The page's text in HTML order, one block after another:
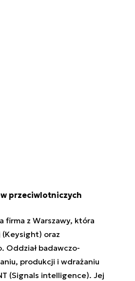
przeciwlotniczych
firma z Warszawy, która
(Keysight) oraz
Oddział badawczo-
produkcji i wdrażaniu
(Signals intelligence). Jej